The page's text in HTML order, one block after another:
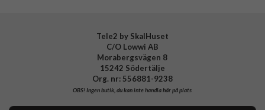
Tele2 by SkalHuset
C/O Lowwi AB
Morabergsvägen 8
15242 Södertälje
Org. nr: 556881-9238
OBS!Ingen butik, du kan inte handla här på plats